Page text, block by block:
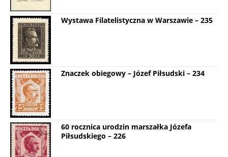
Wystawa Filatelistyczna w Warszawie – 235
Znaczek obiegowy – Józef Piłsudski – 234
60 rocznica urodzin marszałka Józefa
Piłsudskiego – 226